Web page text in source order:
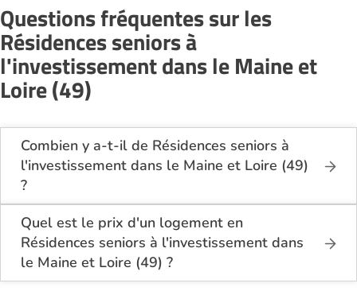
Questions fréquentes sur les
Résidences seniors à
l'investissement dans le Maine et
Loire (49)
Combien y a-t-il de Résidences seniors à
l'investissement dans le Maine et Loire (49)
?
Sur le site Logement-seniors.com, on recense
actuellement 3 Résidences seniors à
l'investissement dans le Maine et Loire (49).
Quel est le prix d'un logement en
Résidences seniors à l'investissement dans
le Maine et Loire (49) ?
Le tarif minimum d'un logement en Résidences